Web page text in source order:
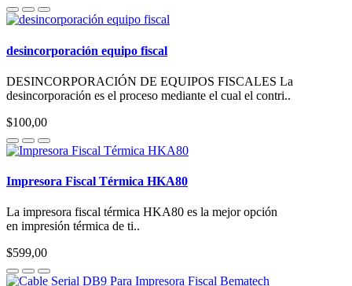
desincorporación equipo fiscal
DESINCORPORACIÓN DE EQUIPOS FISCALES La
desincorporación es el proceso mediante el cual el contri..
$100,00
Impresora Fiscal Térmica HKA80
La impresora fiscal térmica HKA80 es la mejor opción
en impresión térmica de ti..
$599,00